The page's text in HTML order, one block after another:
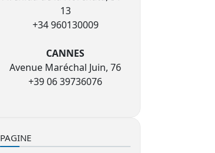
13
+34 960130009
CANNES
Avenue Maréchal Juin, 76
+39 06 39736076
PAGINE